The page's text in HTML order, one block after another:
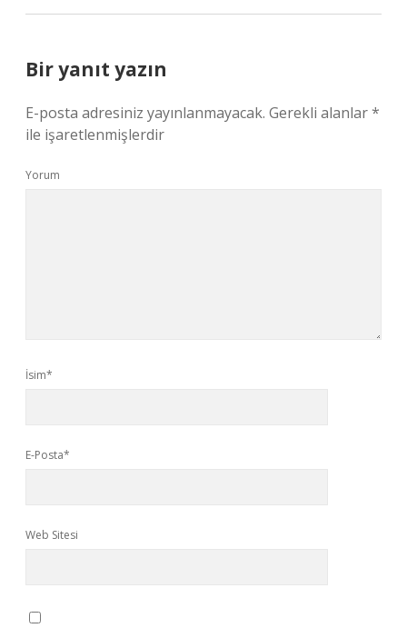
Bir yanıt yazın
E-posta adresiniz yayınlanmayacak. Gerekli alanlar*
ile işaretlenmişlerdir
Yorum
İsim*
E-Posta*
Web Sitesi